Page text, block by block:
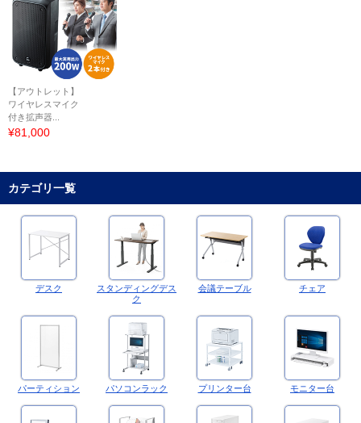
【アウトレット】
ワイヤレスマイク
付き拡声器...
¥81,000
カテゴリ一覧
デスク
スタンディングデス
ク
会議テーブル チェア
パーティション パソコンラック プリンター台 モニター台